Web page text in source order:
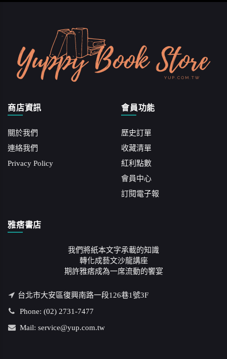
商店資訊
關於我們
連絡我們
Privacy Policy
會員功能
歷史訂單
收藏清單
紅利點數
會員中心
訂閱電子報
雅痞書店
我們將紙本文字承載的知識
轉化成藝文沙龍講座
期許雅痞成為一席流動的饗宴
台北市大安區復興南路一段126巷1號3F
Phone: (02) 2731-7477
Mail: service@yup.com.tw